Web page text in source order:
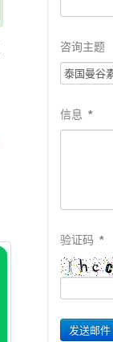
咨询主题
信息 *
验证码 *